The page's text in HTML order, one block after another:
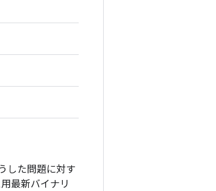
した問題に対す
最新バイナリ